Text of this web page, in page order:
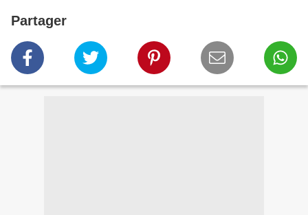
Partager